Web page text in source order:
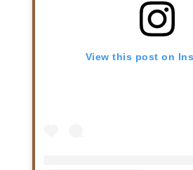
View this post on